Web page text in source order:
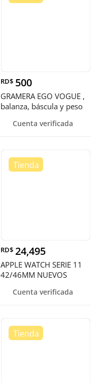
RD$ 500
GRAMERA EGO VOGUE ,
balanza, báscula y peso
Cuenta verificada
RD$ 24,495
APPLE WATCH SERIE 11
42/46MM NUEVOS
Cuenta verificada